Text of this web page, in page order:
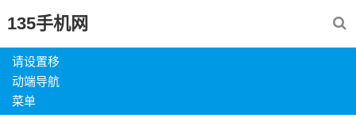
135手机网
请设置移
动端导航
菜单